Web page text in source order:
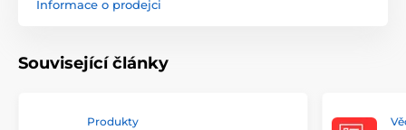
Informace o prodejci
Související články
Produkty